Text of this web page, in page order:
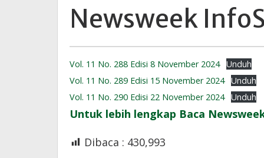
Newsweek
29
Oktober
2022
|
15:48
WIB
Redaksi
InfoSAWIT
Vol. 11 No. 288 Edisi 8 November 2024 Unduh
Vol. 11 No. 289 Edisi 15 November 2024 Unduh
Vol. 11 No. 290 Edisi 22 November 2024 Unduh
Untuk lebih lengkap Baca
Dibaca : 430,993